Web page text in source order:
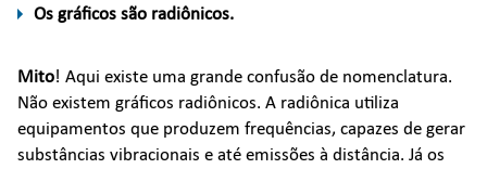
Os gráficos são radiônicos.
Mito! Aqui existe uma grande confusão de nomenclatura.
Não existem gráficos radiônicos. A radiônica utiliza
equipamentos que produzem frequências, capazes de gerar
substâncias vibracionais e até emissões à distância. Já os